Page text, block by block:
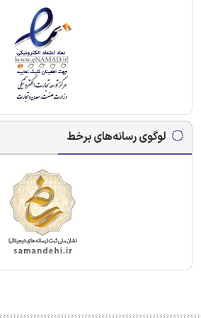
لوگوی رسانه‌های برخط